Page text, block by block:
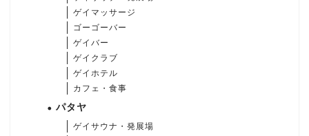
ゲイマッサージ
ゴーゴーバー
ゲイバー
ゲイクラブ
ゲイホテル
カフェ・食事
パタヤ
ゲイサウナ・発展場